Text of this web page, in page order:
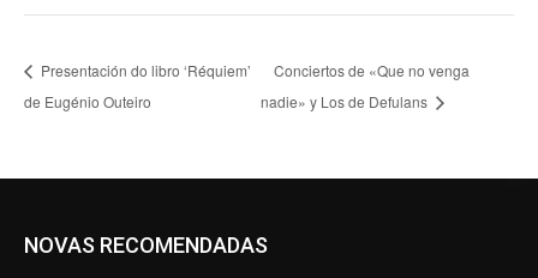
Presentación do libro ‘Réquiem’
de Eugénio Outeiro
Conciertos de «Que no venga
nadie» y Los de Defulans
NOVAS RECOMENDADAS